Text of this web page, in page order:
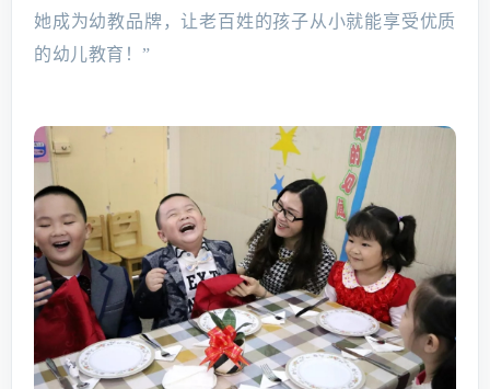
她成为幼教品牌，让老百姓的孩子从小就能享受优质
的幼儿教育！”